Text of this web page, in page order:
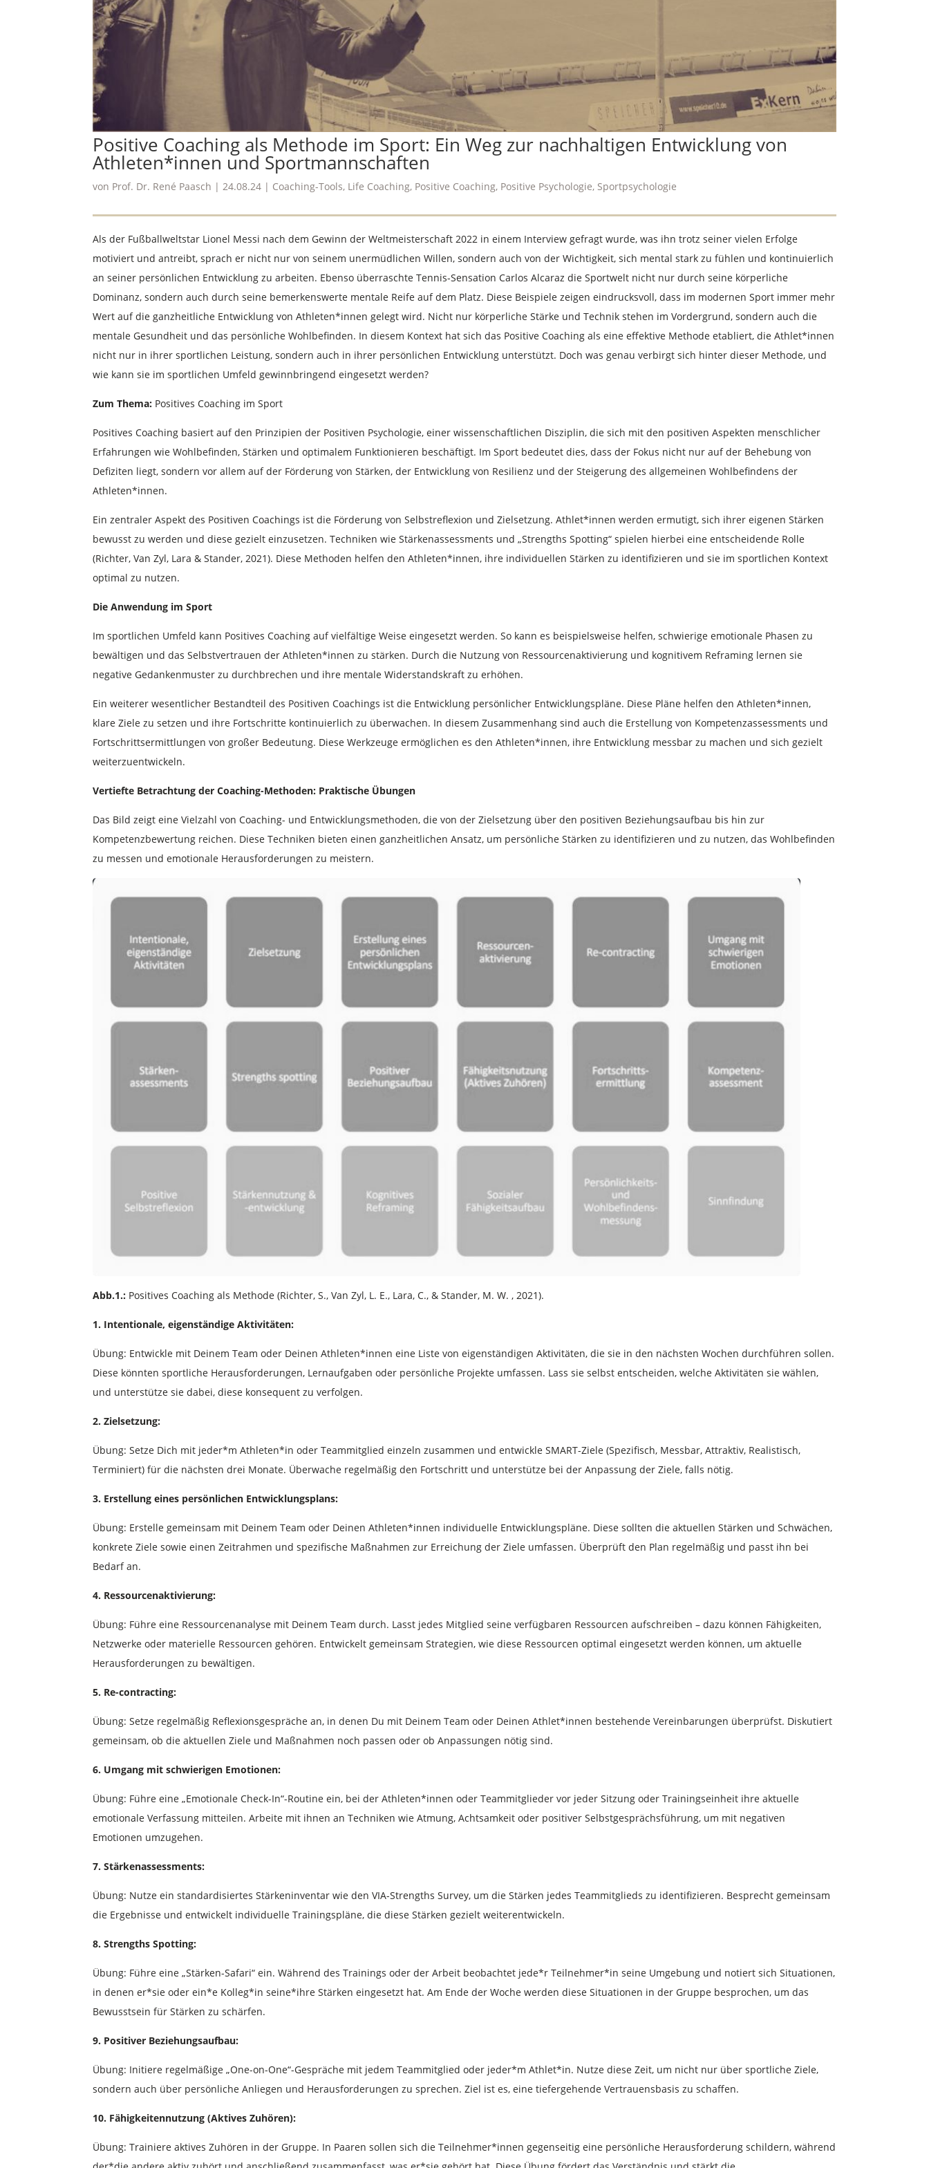
Positive Coaching als Methode im Sport: Ein Weg zur nachhaltigen Entwicklung von
Athleten*innen und Sportmannschaften
von Prof. Dr. René Paasch | 24.08.24 | Coaching-Tools, Life Coaching, Positive Coaching, Positive Psychologie, Sportpsychologie
Als der Fußballweltstar Lionel Messi nach dem Gewinn der Weltmeisterschaft 2022 in einem Interview gefragt wurde, was ihn trotz seiner vielen Erfolge
motiviert und antreibt, sprach er nicht nur von seinem unermüdlichen Willen, sondern auch von der Wichtigkeit, sich mental stark zu fühlen und kontinuierlich
an seiner persönlichen Entwicklung zu arbeiten. Ebenso überraschte Tennis-Sensation Carlos Alcaraz die Sportwelt nicht nur durch seine körperliche
Dominanz, sondern auch durch seine bemerkenswerte mentale Reife auf dem Platz. Diese Beispiele zeigen eindrucksvoll, dass im modernen Sport immer mehr
Wert auf die ganzheitliche Entwicklung von Athleten*innen gelegt wird. Nicht nur körperliche Stärke und Technik stehen im Vordergrund, sondern auch die
mentale Gesundheit und das persönliche Wohlbefinden. In diesem Kontext hat sich das Positive Coaching als eine effektive Methode etabliert, die Athlet*innen
nicht nur in ihrer sportlichen Leistung, sondern auch in ihrer persönlichen Entwicklung unterstützt. Doch was genau verbirgt sich hinter dieser Methode, und
wie kann sie im sportlichen Umfeld gewinnbringend eingesetzt werden?
Zum Thema: Positives Coaching im Sport
Positives Coaching basiert auf den Prinzipien der Positiven Psychologie, einer wissenschaftlichen Disziplin, die sich mit den positiven Aspekten menschlicher
Erfahrungen wie Wohlbefinden, Stärken und optimalem Funktionieren beschäftigt. Im Sport bedeutet dies, dass der Fokus nicht nur auf der Behebung von
Defiziten liegt, sondern vor allem auf der Förderung von Stärken, der Entwicklung von Resilienz und der Steigerung des allgemeinen Wohlbefindens der
Athleten*innen.
Ein zentraler Aspekt des Positiven Coachings ist die Förderung von Selbstreflexion und Zielsetzung. Athlet*innen werden ermutigt, sich ihrer eigenen Stärken
bewusst zu werden und diese gezielt einzusetzen. Techniken wie Stärkenassessments und „Strengths Spotting“ spielen hierbei eine entscheidende Rolle
(Richter, Van Zyl, Lara & Stander, 2021). Diese Methoden helfen den Athleten*innen, ihre individuellen Stärken zu identifizieren und sie im sportlichen Kontext
optimal zu nutzen.
Die Anwendung im Sport
Im sportlichen Umfeld kann Positives Coaching auf vielfältige Weise eingesetzt werden. So kann es beispielsweise helfen, schwierige emotionale Phasen zu
bewältigen und das Selbstvertrauen der Athleten*innen zu stärken. Durch die Nutzung von Ressourcenaktivierung und kognitivem Reframing lernen sie
negative Gedankenmuster zu durchbrechen und ihre mentale Widerstandskraft zu erhöhen.
Ein weiterer wesentlicher Bestandteil des Positiven Coachings ist die Entwicklung persönlicher Entwicklungspläne. Diese Pläne helfen den Athleten*innen,
klare Ziele zu setzen und ihre Fortschritte kontinuierlich zu überwachen. In diesem Zusammenhang sind auch die Erstellung von Kompetenzassessments und
Fortschrittsermittlungen von großer Bedeutung. Diese Werkzeuge ermöglichen es den Athleten*innen, ihre Entwicklung messbar zu machen und sich gezielt
weiterzuentwickeln.
Vertiefte Betrachtung der Coaching-Methoden: Praktische Übungen
Das Bild zeigt eine Vielzahl von Coaching- und Entwicklungsmethoden, die von der Zielsetzung über den positiven Beziehungsaufbau bis hin zur
Kompetenzbewertung reichen. Diese Techniken bieten einen ganzheitlichen Ansatz, um persönliche Stärken zu identifizieren und zu nutzen, das Wohlbefinden
zu messen und emotionale Herausforderungen zu meistern.
Abb.1.: Positives Coaching als Methode (Richter, S., Van Zyl, L. E., Lara, C., & Stander, M. W. , 2021).
1. Intentionale, eigenständige Aktivitäten:
Übung: Entwickle mit Deinem Team oder Deinen Athleten*innen eine Liste von eigenständigen Aktivitäten, die sie in den nächsten Wochen durchführen sollen.
Diese könnten sportliche Herausforderungen, Lernaufgaben oder persönliche Projekte umfassen. Lass sie selbst entscheiden, welche Aktivitäten sie wählen,
und unterstütze sie dabei, diese konsequent zu verfolgen.
2. Zielsetzung:
Übung: Setze Dich mit jeder*m Athleten*in oder Teammitglied einzeln zusammen und entwickle SMART-Ziele (Spezifisch, Messbar, Attraktiv, Realistisch,
Terminiert) für die nächsten drei Monate. Überwache regelmäßig den Fortschritt und unterstütze bei der Anpassung der Ziele, falls nötig.
3. Erstellung eines persönlichen Entwicklungsplans:
Übung: Erstelle gemeinsam mit Deinem Team oder Deinen Athleten*innen individuelle Entwicklungspläne. Diese sollten die aktuellen Stärken und Schwächen,
konkrete Ziele sowie einen Zeitrahmen und spezifische Maßnahmen zur Erreichung der Ziele umfassen. Überprüft den Plan regelmäßig und passt ihn bei
Bedarf an.
4. Ressourcenaktivierung:
Übung: Führe eine Ressourcenanalyse mit Deinem Team durch. Lasst jedes Mitglied seine verfügbaren Ressourcen aufschreiben – dazu können Fähigkeiten,
Netzwerke oder materielle Ressourcen gehören. Entwickelt gemeinsam Strategien, wie diese Ressourcen optimal eingesetzt werden können, um aktuelle
Herausforderungen zu bewältigen.
5. Re-contracting:
Übung: Setze regelmäßig Reflexionsgespräche an, in denen Du mit Deinem Team oder Deinen Athlet*innen bestehende Vereinbarungen überprüfst. Diskutiert
gemeinsam, ob die aktuellen Ziele und Maßnahmen noch passen oder ob Anpassungen nötig sind.
6. Umgang mit schwierigen Emotionen:
Übung: Führe eine „Emotionale Check-In“-Routine ein, bei der Athleten*innen oder Teammitglieder vor jeder Sitzung oder Trainingseinheit ihre aktuelle
emotionale Verfassung mitteilen. Arbeite mit ihnen an Techniken wie Atmung, Achtsamkeit oder positiver Selbstgesprächsführung, um mit negativen
Emotionen umzugehen.
7. Stärkenassessments:
Übung: Nutze ein standardisiertes Stärkeninventar wie den VIA-Strengths Survey, um die Stärken jedes Teammitglieds zu identifizieren. Besprecht gemeinsam
die Ergebnisse und entwickelt individuelle Trainingspläne, die diese Stärken gezielt weiterentwickeln.
8. Strengths Spotting:
Übung: Führe eine „Stärken-Safari“ ein. Während des Trainings oder der Arbeit beobachtet jede*r Teilnehmer*in seine Umgebung und notiert sich Situationen,
in denen er*sie oder ein*e Kolleg*in seine*ihre Stärken eingesetzt hat. Am Ende der Woche werden diese Situationen in der Gruppe besprochen, um das
Bewusstsein für Stärken zu schärfen.
9. Positiver Beziehungsaufbau:
Übung: Initiere regelmäßige „One-on-One“-Gespräche mit jedem Teammitglied oder jeder*m Athlet*in. Nutze diese Zeit, um nicht nur über sportliche Ziele,
sondern auch über persönliche Anliegen und Herausforderungen zu sprechen. Ziel ist es, eine tiefergehende Vertrauensbasis zu schaffen.
10. Fähigkeitennutzung (Aktives Zuhören):
Übung: Trainiere aktives Zuhören in der Gruppe. In Paaren sollen sich die Teilnehmer*innen gegenseitig eine persönliche Herausforderung schildern, während